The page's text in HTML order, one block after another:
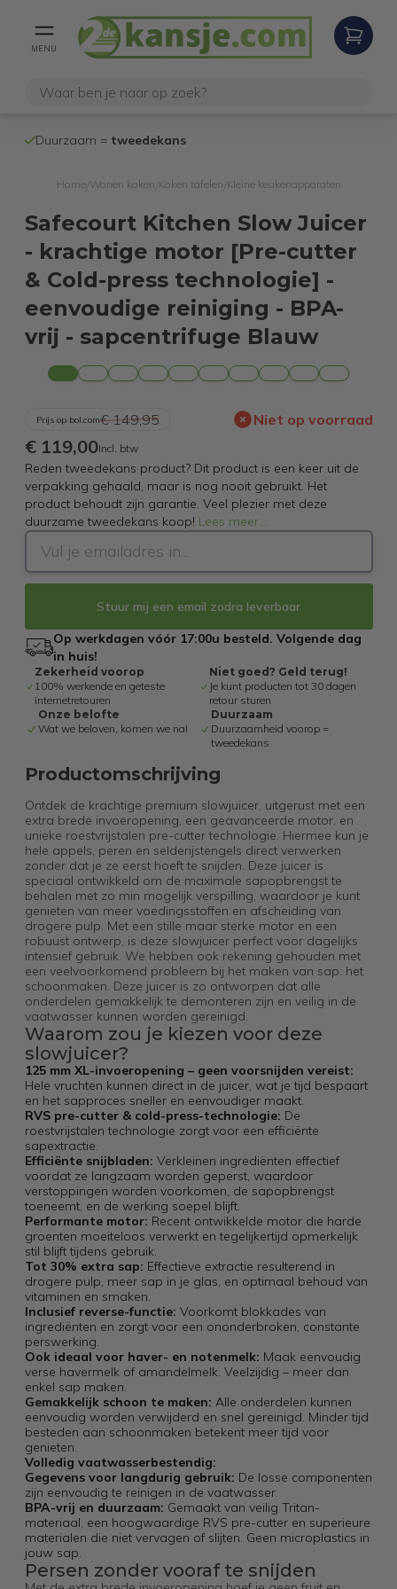
MENU
Duurzaam = tweedekans
Home/ Wonen koken Koken tafelen Kleine keukenapparaten
Safecourt Kitchen Slow Juicer
- krachtige motor [Pre-cutter
& Cold-press technologie] -
eenvoudige reiniging - BPA-
vrij - sapcentrifuge Blauw
Prijs op bol.com€ 149,95 Niet op voorraad
€ 119,00Incl. btw
Reden tweedekans product? Dit product is een keer uit de
verpakking gehaald, maar is nog nooit gebruikt. Het
product behoudt zijn garantie. Veel plezier met deze
duurzame tweedekans koop! Lees meer...
Stuur mij een email zodra leverbaar
Op werkdagen vóór 17:00u besteld. Volgende dag
in huis!
Zekerheid voorop
100% werkende en geteste
internetretouren
Niet goed? Geld terug!
Je kunt producten tot 30 dagen
retour sturen
Onze belofte
Wat we beloven, komen we na!
Duurzaam
Duurzaamheid voorop =
tweedekans
Productomschrijving
Ontdek de krachtige premium slowjuicer, uitgerust met een
extra brede invoeropening, een geavanceerde motor, en
unieke roestvrijstalen pre-cutter technologie. Hiermee kun je
hele appels, peren en selderijstengels direct verwerken
zonder dat je ze eerst hoeft te snijden. Deze juicer is
speciaal ontwikkeld om de maximale sapopbrengst te
behalen met zo min mogelijk verspilling, waardoor je kunt
genieten van meer voedingsstoffen en afscheiding van
drogere pulp. Met een stille maar sterke motor en een
robuust ontwerp, is deze slowjuicer perfect voor dagelijks
intensief gebruik. We hebben ook rekening gehouden met
een veelvoorkomend probleem bij het maken van sap: het
schoonmaken. Deze juicer is zo ontworpen dat alle
onderdelen gemakkelijk te demonteren zijn en veilig in de
vaatwasser kunnen worden gereinigd.
Waarom zou je kiezen voor deze
slowjuicer?
125 mm XL-invoeropening – geen voorsnijden vereist:
Hele vruchten kunnen direct in de juicer, wat je tijd bespaart
en het sapproces sneller en eenvoudiger maakt.
RVS pre-cutter & cold-press-technologie: De
roestvrijstalen technologie zorgt voor een efficiënte
sapextractie.
Efficiënte snijbladen: Verkleinen ingrediënten effectief
voordat ze langzaam worden geperst, waardoor
verstoppingen worden voorkomen, de sapopbrengst
toeneemt, en de werking soepel blijft.
Performante motor: Recent ontwikkelde motor die harde
groenten moeiteloos verwerkt en tegelijkertijd opmerkelijk
stil blijft tijdens gebruik.
Tot 30% extra sap: Effectieve extractie resulterend in
drogere pulp, meer sap in je glas, en optimaal behoud van
vitaminen en smaken.
Inclusief reverse-functie: Voorkomt blokkades van
ingrediënten en zorgt voor een ononderbroken, constante
perswerking.
Ook ideaal voor haver- en notenmelk: Maak eenvoudig
verse havermelk of amandelmelk. Veelzijdig – meer dan
enkel sap maken.
Gemakkelijk schoon te maken: Alle onderdelen kunnen
eenvoudig worden verwijderd en snel gereinigd. Minder tijd
besteden aan schoonmaken betekent meer tijd voor
genieten.
Volledig vaatwasserbestendig:
Gegevens voor langdurig gebruik: De losse componenten
zijn eenvoudig te reinigen in de vaatwasser.
BPA-vrij en duurzaam: Gemaakt van veilig Tritan-
materiaal, een hoogwaardige RVS pre-cutter en superieure
materialen die niet vervagen of slijten. Geen microplastics in
jouw sap.
Persen zonder vooraf te snijden